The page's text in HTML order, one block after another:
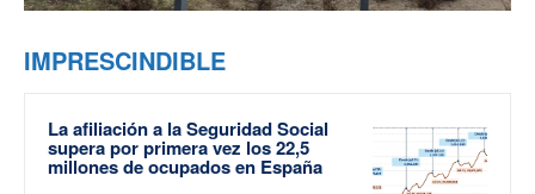
IMPRESCINDIBLE
La afiliación a la Seguridad Social
supera por primera vez los 22,5
millones de ocupados en España